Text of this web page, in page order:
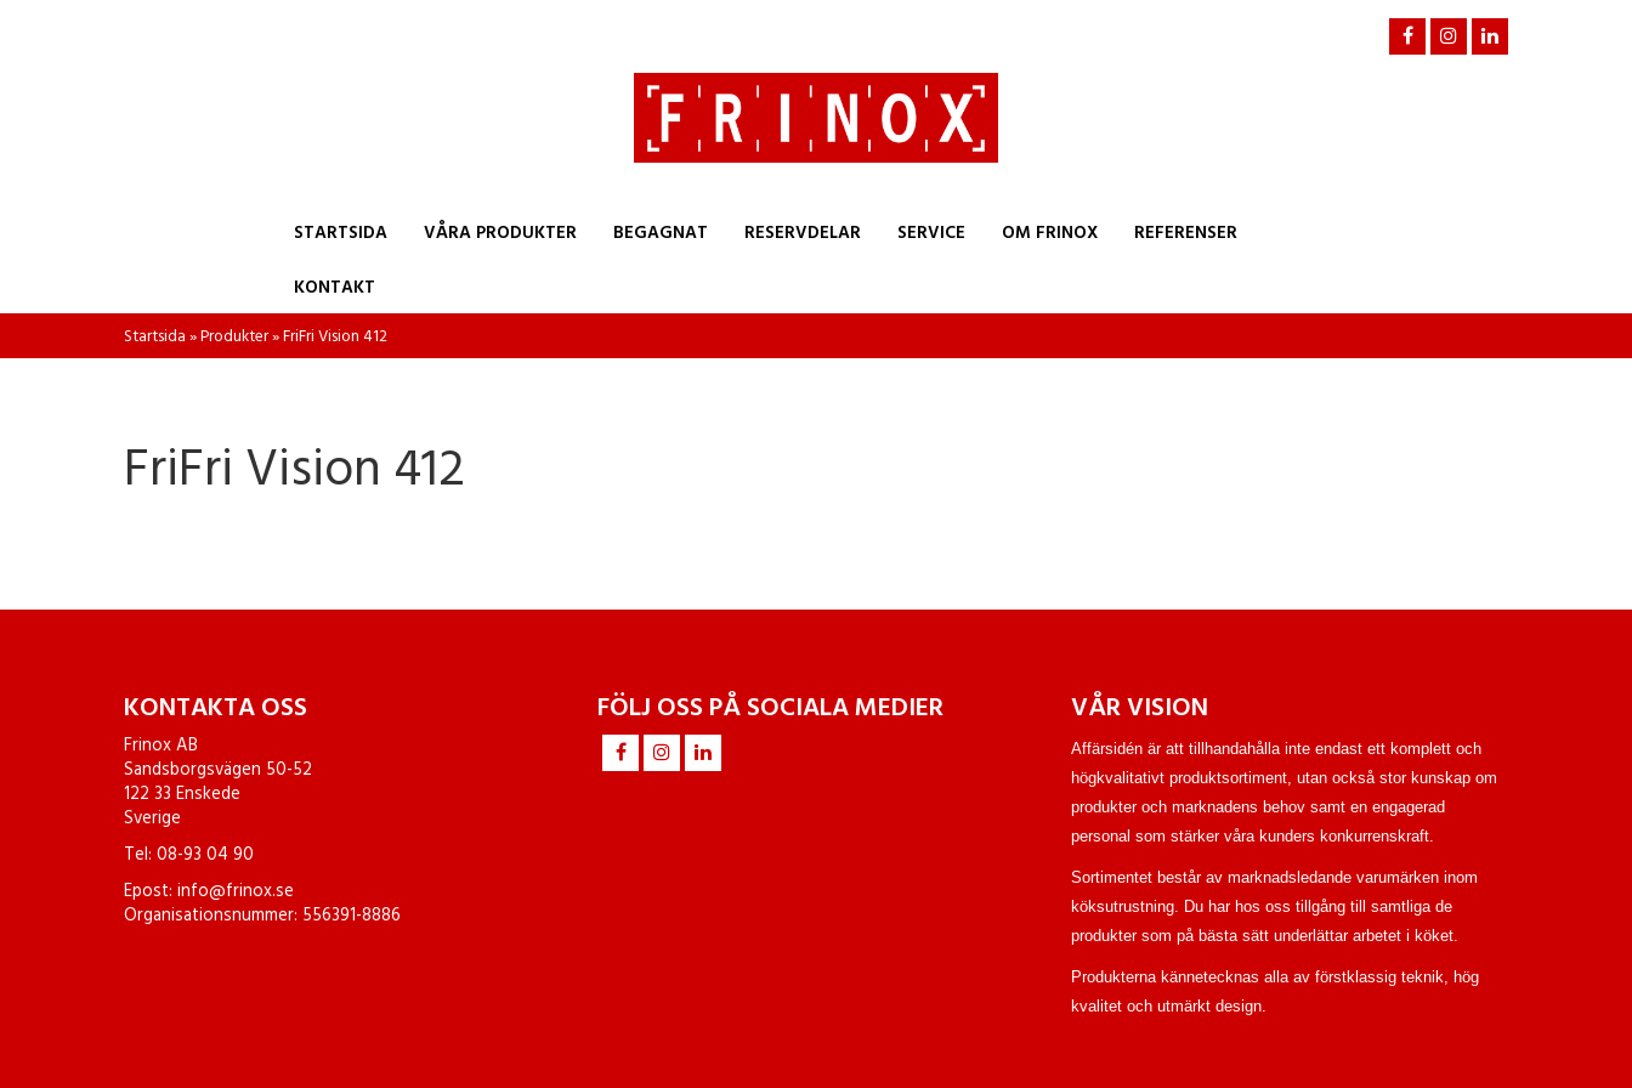
STARTSIDA VÅRA PRODUKTER BEGAGNAT RESERVDELAR SERVICE OM FRINOX
REFERENSER
KONTAKT
Startsida»Produkter»FriFri Vision 412
FriFri Vision 412
KONTAKTA OSS
Frinox AB
Sandsborgsvägen 50-52
122 33 Enskede
Sverige
Tel: 08-93 04 90
Epost: info@frinox.se
Organisationsnummer: 556391-8886
FÖLJ OSS PÅ SOCIALA MEDIER VÅR VISION
Affärsidén är att tillhandahålla inte endast ett komplett och
högkvalitativt produktsortiment, utan också stor kunskap om
produkter och marknadens behov samt en engagerad
personal som stärker våra kunders konkurrenskraft.
Sortimentet består av marknadsledande varumärken inom
köksutrustning. Du har hos oss tillgång till samtliga de
produkter som på bästa sätt underlättar arbetet i köket.
Produkterna kännetecknas alla av förstklassig teknik, hög
kvalitet och utmärkt design.